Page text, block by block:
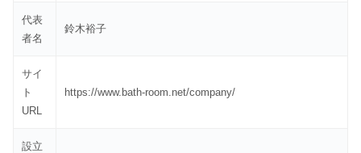
代表
者名
鈴木裕子
サイ
ト
URL
https://www.bath-room.net/company/
設立